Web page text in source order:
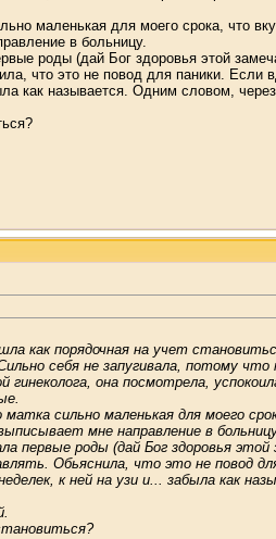
маленькая для моего срока, что
в больницу.
роды (дай Бог здоровья этой
что это не повод для паники. Если
как называется. Одним словом,
как порядочная на учет
себя не запугивала, потому
она посмотрела,
сильно маленькая для моего
мне направление в
первые роды (дай Бог здоровья
Обьяснила, что это не повод
к ней на узи и... забыла как